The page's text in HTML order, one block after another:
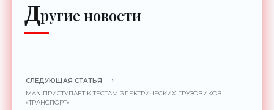
Другие новости
СЛЕДУЮЩАЯ СТАТЬЯ
MAN ПРИСТУПАЕТ К ТЕСТАМ ЭЛЕКТРИЧЕСКИХ ГРУЗОВИКОВ -
«ТРАНСПОРТ»